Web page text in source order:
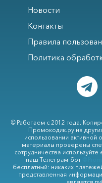
Новости
Контакты
Правила
Политика
© Работаем с 2012 года.
Промокодик.ру на
использовании активной
материалы проверены
сотрудничества используйте
наш Телеграм-бот
бесплатный: никаких
представленная